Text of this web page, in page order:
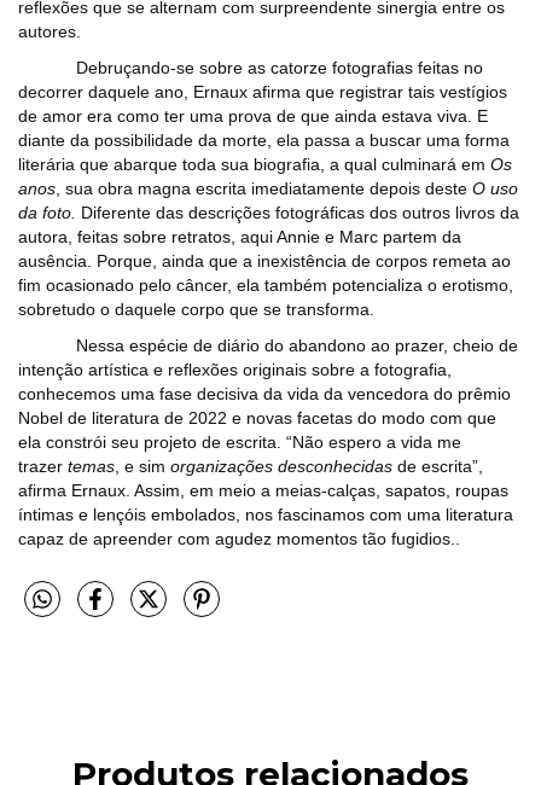
reflexões que se alternam com surpreendente sinergia entre os
autores.
Debruçando-se sobre as catorze fotografias feitas no
decorrer daquele ano, Ernaux afirma que registrar tais vestígios
de amor era como ter uma prova de que ainda estava viva. E
diante da possibilidade da morte, ela passa a buscar uma forma
literária que abarque toda sua biografia, a qual culminará em Os
anos, sua obra magna escrita imediatamente depois deste O uso
da foto. Diferente das descrições fotográficas dos outros livros da
autora, feitas sobre retratos, aqui Annie e Marc partem da
ausência. Porque, ainda que a inexistência de corpos remeta ao
fim ocasionado pelo câncer, ela também potencializa o erotismo,
sobretudo o daquele corpo que se transforma.
Nessa espécie de diário do abandono ao prazer, cheio de
intenção artística e reflexões originais sobre a fotografia,
conhecemos uma fase decisiva da vida da vencedora do prêmio
Nobel de literatura de 2022 e novas facetas do modo com que
ela constrói seu projeto de escrita. “Não espero a vida me
trazer temas, e sim organizações desconhecidas de escrita”,
afirma Ernaux. Assim, em meio a meias-calças, sapatos, roupas
íntimas e lençóis embolados, nos fascinamos com uma literatura
capaz de apreender com agudez momentos tão fugidios..
Produtos relacionados